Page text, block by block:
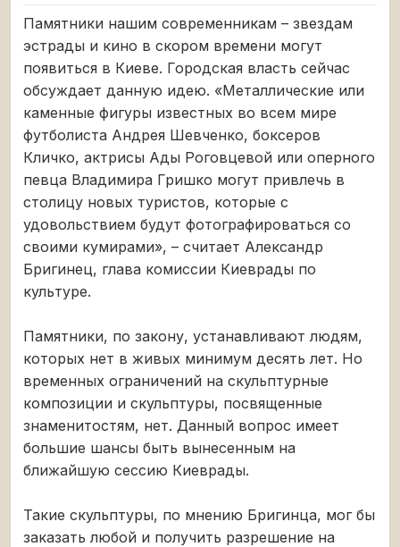
Памятники нашим современникам – звездам
эстрады и кино в скором времени могут
появиться в Киеве. Городская власть сейчас
обсуждает данную идею. «Металлические или
каменные фигуры известных во всем мире
футболиста Андрея Шевченко, боксеров
Кличко, актрисы Ады Роговцевой или оперного
певца Владимира Гришко могут привлечь в
столицу новых туристов, которые с
удовольствием будут фотографироваться со
своими кумирами», – считает Александр
Бригинец, глава комиссии Киеврады по
культуре.
Памятники, по закону, устанавливают людям,
которых нет в живых минимум десять лет. Но
временных ограничений на скульптурные
композиции и скульптуры, посвященные
знаменитостям, нет. Данный вопрос имеет
большие шансы быть вынесенным на
ближайшую сессию Киеврады.
Такие скульптуры, по мнению Бригинца, мог бы
заказать любой и получить разрешение на